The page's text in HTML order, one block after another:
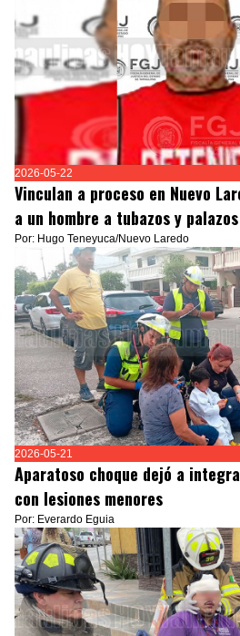
2026-05-22
Vinculan a proceso en Nuevo
a un hombre a tubazos y palazos
Por: Hugo Teneyuca/Nuevo Laredo
2026-05-21
Aparatoso choque dejó a
con lesiones menores
Por: Everardo Eguia